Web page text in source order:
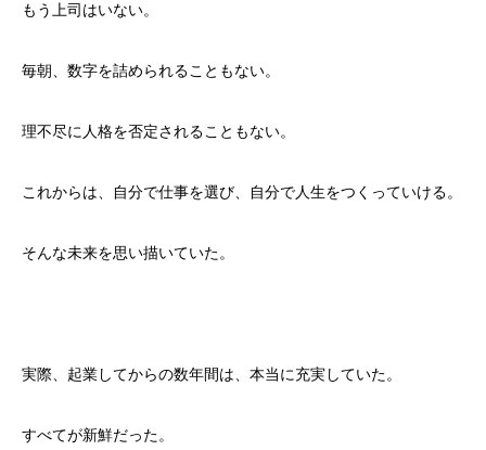
もう上司はいない。
毎朝、数字を詰められることもない。
理不尽に人格を否定されることもない。
これからは、自分で仕事を選び、自分で人生をつくっていける。
そんな未来を思い描いていた。
実際、起業してからの数年間は、本当に充実していた。
すべてが新鮮だった。